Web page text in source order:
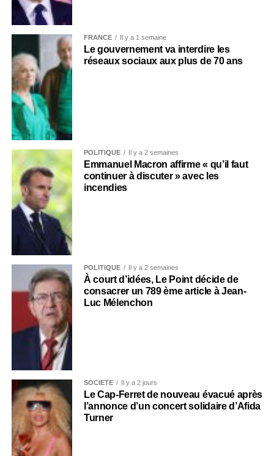
FRANCE Il y a 1 semaine
Le gouvernement va interdire les
réseaux sociaux aux plus de 70 ans
POLITIQUE Il y a 2 semaines
Emmanuel Macron affirme « qu’il faut
continuer à discuter » avec les
incendies
POLITIQUE Il y a 2 semaines
À court d’idées, Le Point décide de
consacrer un 789 ème article à Jean-
Luc Mélenchon
SOCIÉTÉ Il y a 2 jours
Le Cap-Ferret de nouveau évacué après
l’annonce d’un concert solidaire d’Afida
Turner